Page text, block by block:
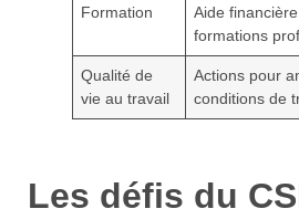
Formation
Aide
formations
Qualité de
vie au travail
Actions pour
conditions de
Les défis du